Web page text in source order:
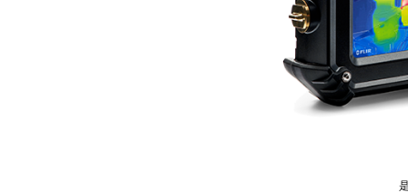
是